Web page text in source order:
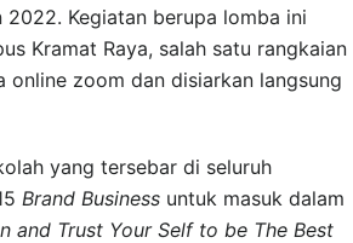
Kegiatan berupa lomba ini
Kramat Raya, salah satu rangkaian
online zoom dan disiarkan langsung
yang tersebar di seluruh
Brand Business untuk masuk dalam
and Trust Your Self to be The Best